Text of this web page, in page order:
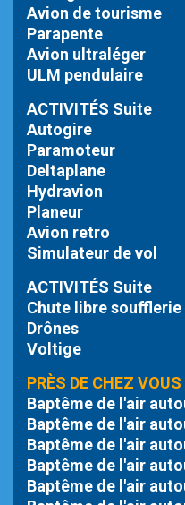
Avion de tourisme
Parapente
Avion ultraléger
ULM pendulaire
ACTIVITÉS Suite
Autogire
Paramoteur
Deltaplane
Hydravion
Planeur
Avion retro
Simulateur de vol
ACTIVITÉS Suite
Chute libresoufflerie
Drônes
Voltige
PRÈS DE CHEZ VOUS
Baptême de l'air
Baptême de l'air
Baptême de l'air
Baptême de l'air
Baptême de l'air